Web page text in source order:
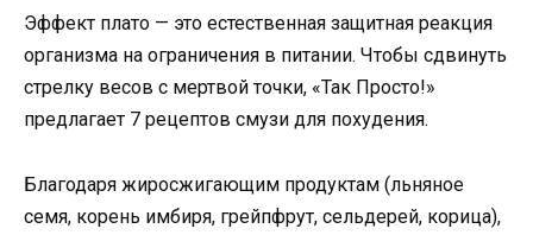
Эффект плато — это естественная защитная реакция
организма на ограничения в питании. Чтобы сдвинуть
стрелку весов с мертвой точки, «Так Просто!»
предлагает 7 рецептов смузи для похудения.
Благодаря жиросжигающим продуктам (льняное
семя, корень имбиря, грейпфрут, сельдерей, корица),